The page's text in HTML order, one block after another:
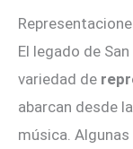
El legado de
variedad de
abarcan desde
música.